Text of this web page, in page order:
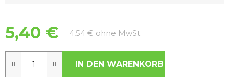
5,40 € 4,54 € ohne MwSt.
IN DEN WARENKORB